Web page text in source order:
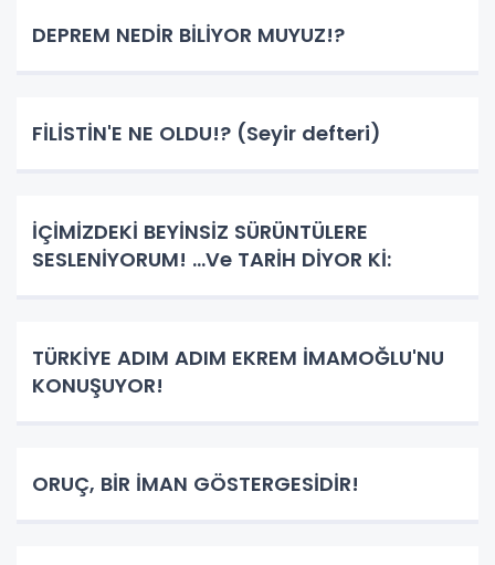
DEPREM NEDİR BİLİYOR MUYUZ!?
FİLİSTİN'E NE OLDU!? (Seyir defteri)
İÇİMİZDEKİ BEYİNSİZ SÜRÜNTÜLERE
SESLENİYORUM! ...Ve TARİH DİYOR Kİ:
TÜRKİYE ADIM ADIM EKREM İMAMOĞLU'NU
KONUŞUYOR!
ORUÇ, BİR İMAN GÖSTERGESİDİR!